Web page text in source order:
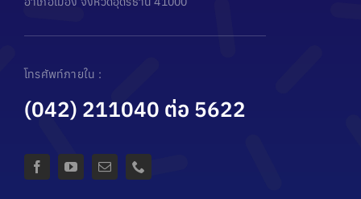
โทรศัพท์ภายใน :
(042) 211040 ต่อ 5622